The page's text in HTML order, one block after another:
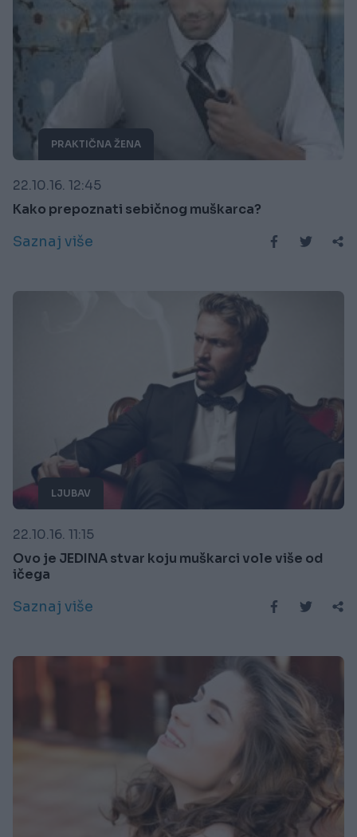
PRAKTIČNA ŽENA
22.10.16. 12:45
Kako prepoznati sebičnog muškarca?
Saznaj više
LJUBAV
22.10.16. 11:15
Ovo je JEDINA stvar koju muškarci vole više od
ičega
Saznaj više